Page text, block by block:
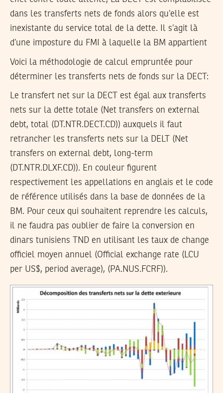
dans les transferts nets de fonds alors qu’elle est
inexistante du service total de la dette. Il s’agit là
d’une imposture du FMI à laquelle la BM appartient
Voici la méthodologie de calcul empruntée pour
déterminer les transferts nets de fonds sur la DECT:
Le transfert net sur la DECT est égal aux transferts
nets sur la dette totale (Net transfers on external
debt, total (DT.NTR.DECT.CD)) auxquels il faut
retrancher les transferts nets sur la DELT (Net
transfers on external debt, long-term
(DT.NTR.DLXF.CD)). En couleur figurent
respectivement les appellations en anglais et le code
de référence utilisés dans la base de données de la
BM. Pour ceux qui souhaitent reprendre les calculs,
il ne faudra pas oublier de faire la conversion en
dinars tunisiens TND en utilisant les taux de change
officiel moyen annuel (Official exchange rate (LCU
per US$, period average), (PA.NUS.FCRF)).